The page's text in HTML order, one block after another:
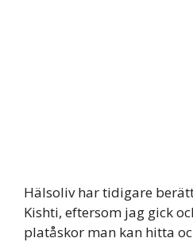
Hälsoliv har tidigare
Kishti, eftersom jag gick
platåskor man kan hitta